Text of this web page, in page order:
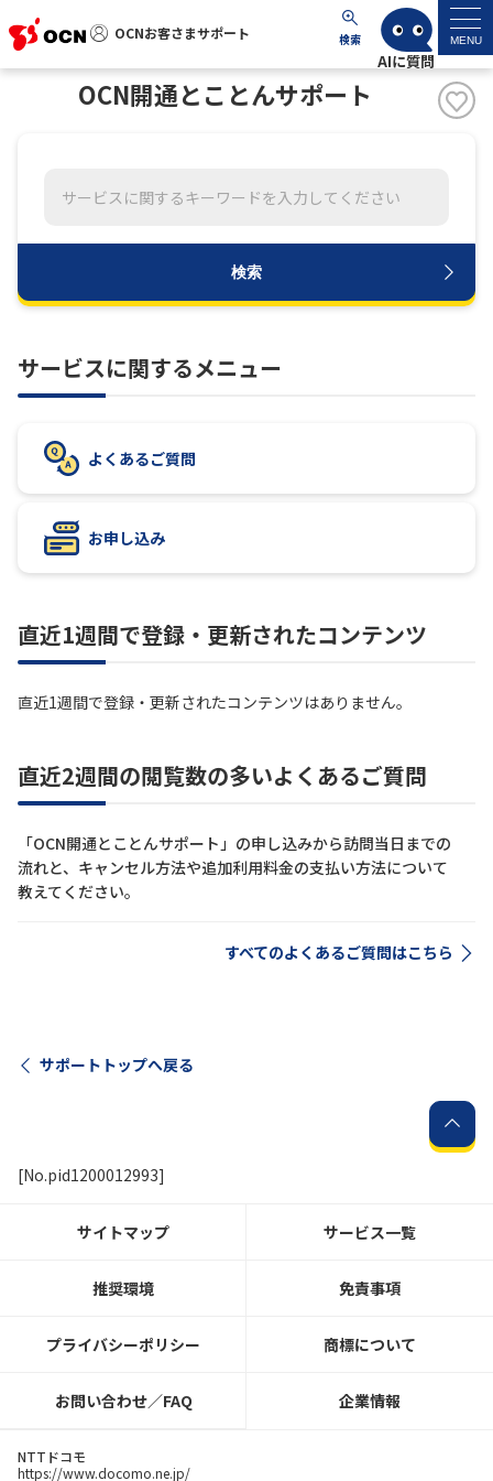
OCNお客さまサポート 検索 MENU
OCNお客さまサポート
マイページ
工事・故障情報
履歴・お気に入り
NTTドコモビジネスのお客さ
OCN開通とことんサポート
検索
サービスに関するメニュー
よくあるご質問
お申し込み
直近1週間で登録・更新されたコンテンツ
直近1週間で登録・更新されたコンテンツはありません。
直近2週間の閲覧数の多いよくあるご質問
「OCN開通とことんサポート」の申し込みから訪問当日までの
流れと、キャンセル方法や追加利用料金の支払い方法について
教えてください。
すべてのよくあるご質問はこちら
サポートトップへ戻る
[No.pid1200012993]
サイトマップ サービス一覧
推奨環境 免責事項
プライバシーポリシー 商標について
お問い合わせ／FAQ 企業情報
NTTドコモ
https://www.docomo.ne.jp/